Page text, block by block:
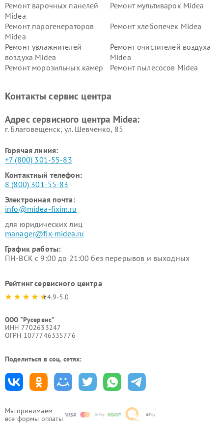
Мы принимаем
все формы оплаты
Ремонт варочных панелей
Midea
Ремонт мультиварок Midea
Ремонт парогенераторов
Midea
Ремонт хлебопечек Midea
Ремонт увлажнителей
воздуха Midea
Ремонт очистителей воздуха
Midea
Ремонт морозильных камер
Ремонт пылесосов Midea
пылесосов Midea
Midea
Контакты сервис центра
Адрес сервисного центра Midea:
г. Благовещенск, ул. Шевченко, 85
Горячая линия:
+7 (800) 301-55-83
Контактный телефон:
8 (800) 301-55-83
Электронная почта:
info@midea-fixim.ru
для юридических лиц
manager@fix-midea.ru
График работы:
ПН-ВСК с 9:00 до 21:00 без перерывов и выходных
Рейтинг сервисного центра
4.9-5.0
ООО "Русервис"
ИНН 7702633247
ОГРН 1077746335776
Поделиться в соц. сетях: